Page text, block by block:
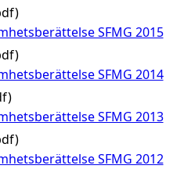
SFMG 2015
SFMG 2014
SFMG 2013
SFMG 2012